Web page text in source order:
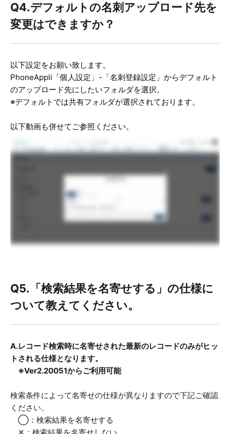
Q4.デフォルトの名刺アップロード先を
変更はできますか？
以下設定をお願い致します。
PhoneAppli「個人設定」-「名刺登録設定」からデフォルト
のアップロード先にしたいフォルダを選択。
※デフォルトでは共有フォルダが選択されております。
以下動画も併せてご参照ください。
Q5.「検索結果を名寄せする」の仕様に
ついて教えてください。
A.レコード検索時に名寄せされた最新のレコードのみがヒッ
トされる仕様となります。
※Ver2.20051からご利用可能
検索条件によって名寄せの仕様が異なりますので下記ご確認
ください。
◯：検索結果を名寄せする